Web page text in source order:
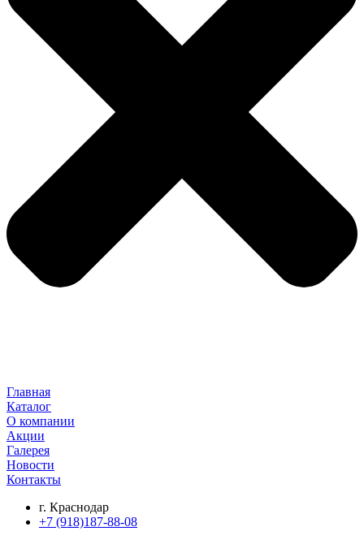
Главная
Каталог
О компании
Акции
Галерея
Новости
Контакты
г. Краснодар
+7 (918)187-88-08